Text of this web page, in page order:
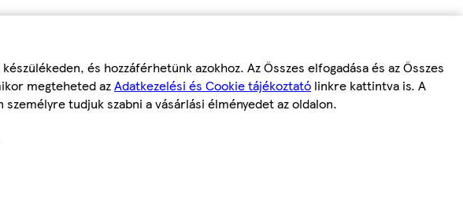
és hozzáférhetünk azokhoz. Az Összes elfogadása és az Összes
megteheted azAdatkezelési és Cookie tájékoztató linkre kattintva is. A
tudjuk szabni a vásárlási élményedet az oldalon.